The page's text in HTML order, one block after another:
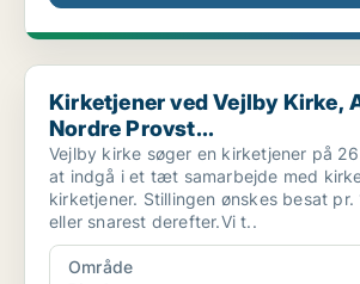
Kirketjener ved Vejlby Kirke, Aarhus
Kirketjener ved Vejlby Kirke,
Nordre Provst...
Vejlby kirke søger en kirketjener på
at indgå i et tæt samarbejde med
kirketjener. Stillingen ønskes besat
eller snarest derefter.Vi t..
Område